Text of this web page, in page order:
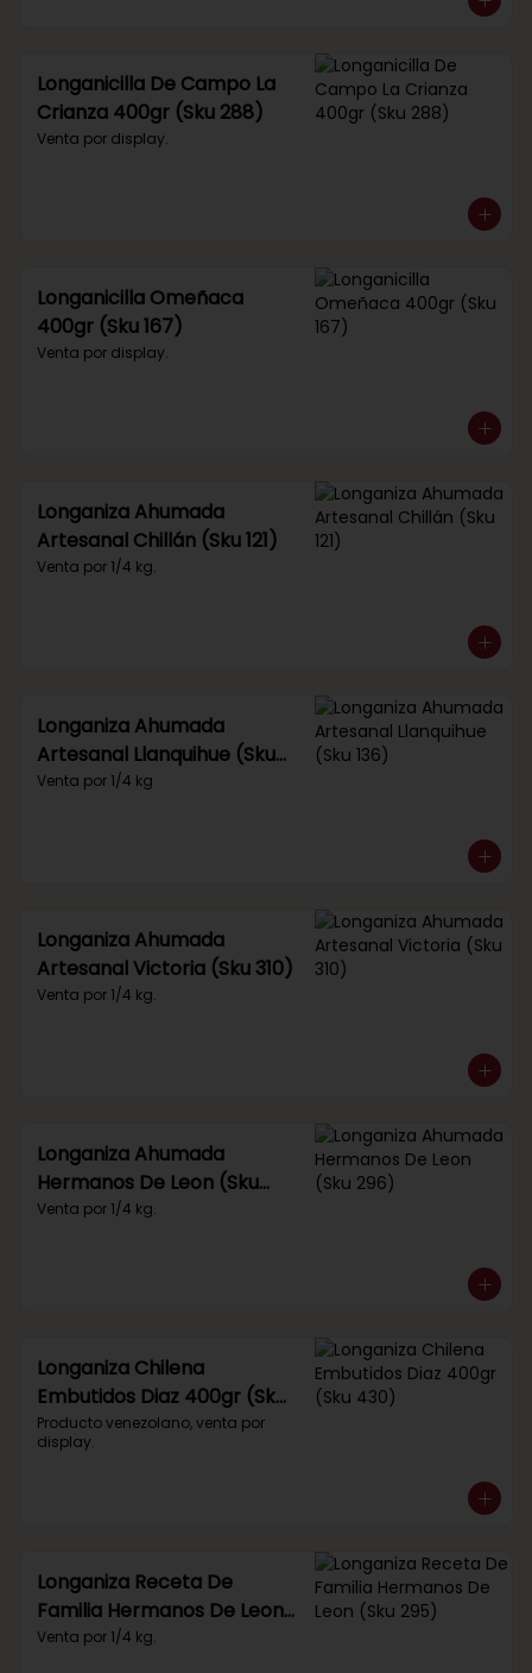
Longanicilla De Campo La
Crianza 400gr (Sku 288)
Venta por display.
Longanicilla Omeñaca
400gr (Sku 167)
Venta por display.
Longaniza Ahumada
Artesanal Chillán (Sku 121)
Venta por 1/4 kg.
Longaniza Ahumada
Artesanal Llanquihue (Sku
136)
Venta por 1/4 kg
Longaniza Ahumada
Artesanal Victoria (Sku 310)
Venta por 1/4 kg.
Longaniza Ahumada
Hermanos De Leon (Sku
296)
Venta por 1/4 kg.
Longaniza Chilena
Embutidos Diaz 400gr (Sku
430)
Producto venezolano, venta por
display.
Longaniza Receta De
Familia Hermanos De Leon
(Sku 295)
Venta por 1/4 kg.